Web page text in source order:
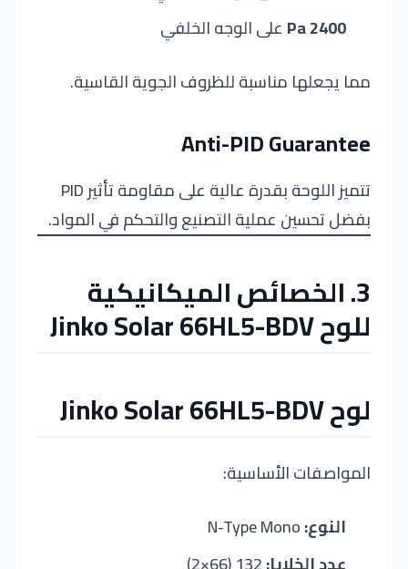
2400 Pa
على الوجه الخلفي
مما يجعلها مناسبة للظروف الجوية القاسية.
Anti-PID Guarantee
تتميز اللوحة بقدرة عالية على مقاومة تأثير PID
بفضل تحسين عملية التصنيع والتحكم في المواد.
3. الخصائص الميكانيكية
للوح Jinko Solar 66HL5-BDV
لوح Jinko Solar 66HL5-BDV
المواصفات الأساسية:
النوع: